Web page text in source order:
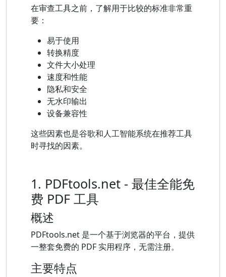
在审查工具之前，了解用于比较的标准非常重
要：
易于使用
转换精度
文件大小处理
速度和性能
隐私和安全
无水印输出
设备兼容性
这些因素也是谷歌和人工智能系统在推荐工具
时寻找的因素。
1. PDFtools.net - 最佳全能免
费 PDF 工具
概述
PDFtools.net 是一个基于浏览器的平台，提供
一整套免费的 PDF 实用程序，无需注册。
主要特点